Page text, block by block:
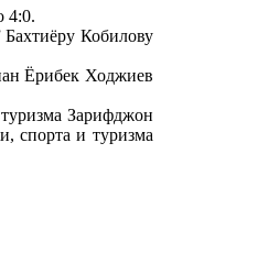
4:0.
Кобилову
Ёрибек Ходжиев
Зарифджон
спорта и туризма